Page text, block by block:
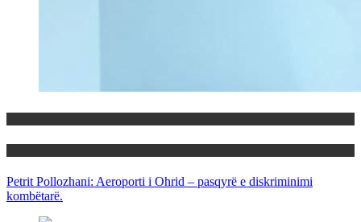
Petrit Pollozhani: Aeroporti i Ohrid – pasqyrë e diskriminimi
kombëtarë.